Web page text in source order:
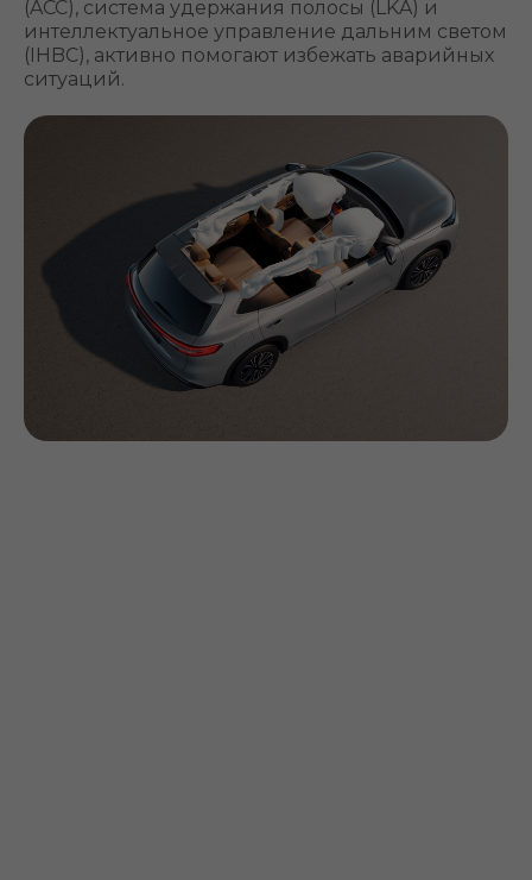
(ACC), система удержания полосы (LKA) и
интеллектуальное управление дальним светом
(IHBC), активно помогают избежать аварийных
ситуаций.